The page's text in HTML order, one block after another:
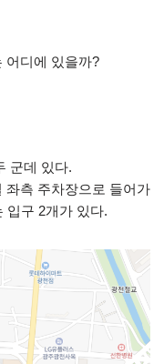
어디에 있을까?
군데 있다.
좌측 주차장으로 들어가
입구 2개가 있다.